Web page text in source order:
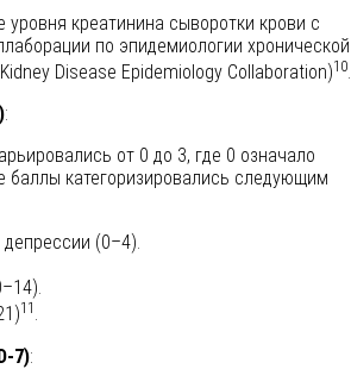
креатинина сыворотки крови с
по эпидемиологии хронической
Disease Epidemiology Collaboration)10.
:
от 0 до 3, где 0 означало
баллы категоризировались следующим
(0–4).
11 .
7):